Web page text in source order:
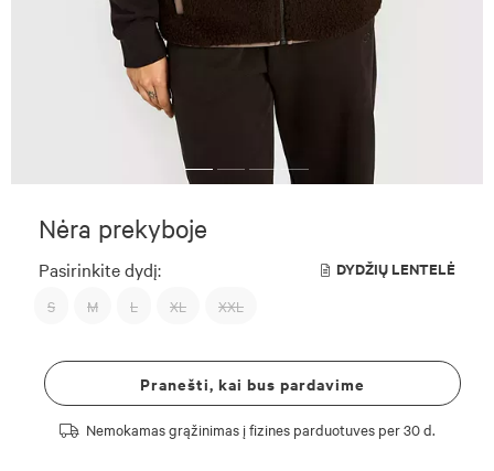
Nėra prekyboje
Pasirinkite dydį: DYDŽIŲ LENTELĖ
S M L XL XXL
Pranešti, kai bus pardavime
Nemokamas grąžinimas į fizines parduotuves per 30 d.